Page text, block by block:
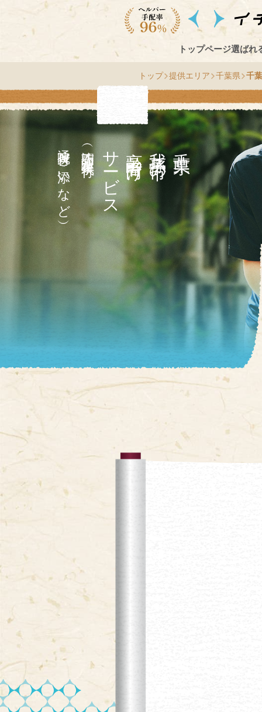
トップページ選ばれ
トップ 提供エリア 千葉県 千
千
葉
県
我
孫
子
市
の
高齢者向け
サ
ー
ビス
（訪問介護・家事代行
通院付き添いなど）